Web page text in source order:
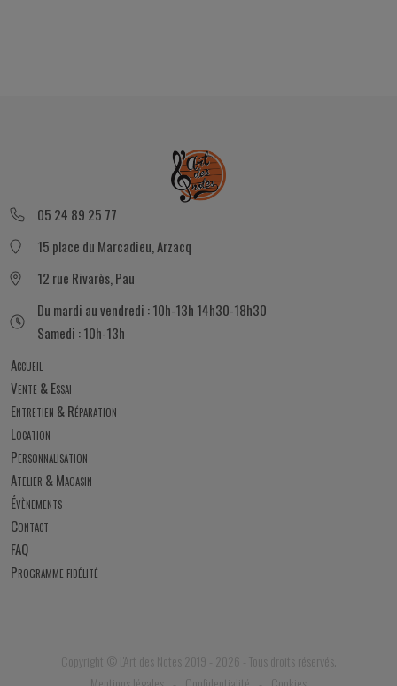
05 24 89 25 77
15 place du Marcadieu, Arzacq
12 rue Rivarès, Pau
Du mardi au vendredi : 10h-13h 14h30-18h30
Samedi : 10h-13h
Accueil
Vente & Essai
Entretien & Réparation
Location
Personnalisation
Atelier & Magasin
Évènements
Contact
FAQ
Programme fidélité
Copyright © L'Art des Notes 2019 - 2026 - Tous droits réservés.